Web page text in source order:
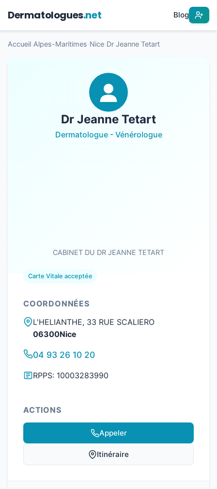
Dermatologues.net Blog
Accueil Alpes-Maritimes Nice Dr Jeanne Tetart
Dr Jeanne Tetart
Dermatologue - Vénérologue
CABINET DU DR JEANNE TETART
Carte Vitale acceptée
COORDONNÉES
L'HELIANTHE, 33 RUE SCALIERO
06300Nice
04 93 26 10 20
RPPS: 10003283990
ACTIONS
Appeler
Itinéraire